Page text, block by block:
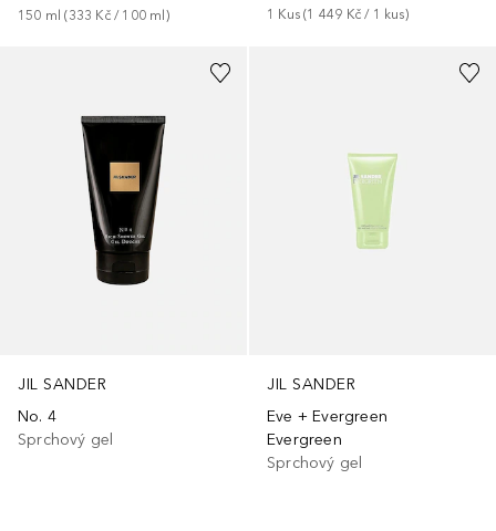
150 ml (333 Kč / 100 ml ) 1 Kus (1 449 Kč / 1 kus)
JIL SANDER
No. 4
Sprchový gel
JIL SANDER
Eve + Evergreen
Evergreen
Sprchový gel